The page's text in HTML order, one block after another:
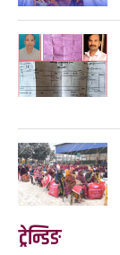
ट्रेन्डिङ